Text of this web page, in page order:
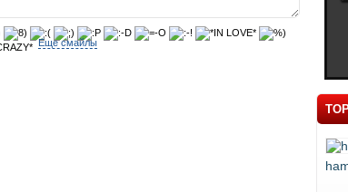
Еще смайлы